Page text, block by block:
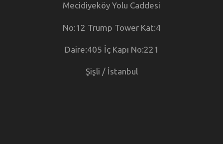
Mecidiyeköy Yolu Caddesi
No:12 Trump Tower Kat:4
Daire:405 İç Kapı No:221
Şişli / İstanbul